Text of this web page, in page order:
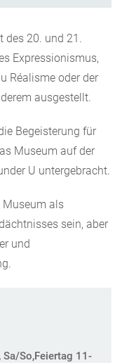
20. und 21.
Expressionismus,
Réalisme oder der
ausgestellt.
Begeisterung für
Museum auf der
U untergebracht.
Museum als
sein, aber
und
So,Feiertag 11-